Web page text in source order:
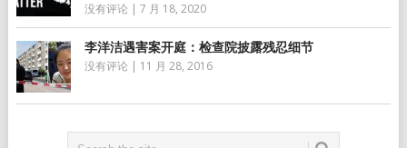
没有评论 | 7 月 18, 2020
李洋洁遇害案开庭：检查院披露残忍细节
没有评论 | 11 月 28, 2016